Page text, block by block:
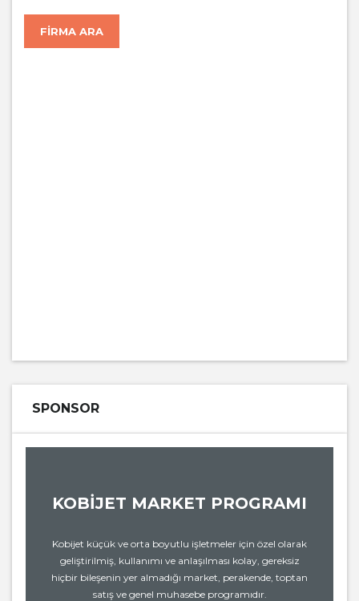
FIRMA ARA
SPONSOR
KOBİJET MARKET PROGRAMI
Kobijet küçük ve orta boyutlu işletmeler için özel olarak
geliştirilmiş, kullanımı ve anlaşılması kolay, gereksiz
hiçbir bileşenin yer almadığı market, perakende, toptan
satış ve genel muhasebe programıdır.